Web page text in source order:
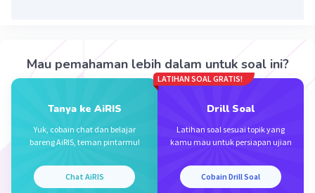
Beri Rating·0.0 (0 ) Balas
Mau pemahaman lebih dalam untuk soal ini?
Tanya ke AiRIS
Yuk, cobain chat dan belajar
bareng AiRIS, teman pintarmu!
Chat AiRIS
LATIHAN SOAL GRATIS!
Drill Soal
Latihan soal sesuai topik yang
kamu mau untuk persiapan ujian
Cobain Drill Soal